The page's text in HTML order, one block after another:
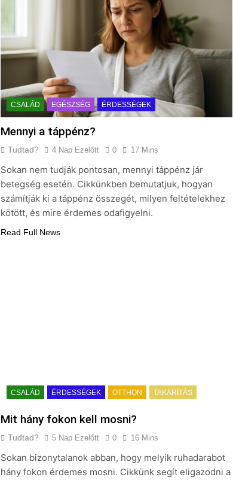
CSALÁD EGÉSZSÉG ÉRDESSÉGEK
Mennyi a táppénz?
Tudtad? 4 Nap Ezelőtt 0 17 Mins
Sokan nem tudják pontosan, mennyi táppénz jár
betegség esetén. Cikkünkben bemutatjuk, hogyan
számítják ki a táppénz összegét, milyen feltételekhez
kötött, és mire érdemes odafigyelni.
Read Full News
CSALÁD ÉRDESSÉGEK OTTHON TAKARÍTÁS
Mit hány fokon kell mosni?
Tudtad? 5 Nap Ezelőtt 0 16 Mins
Sokan bizonytalanok abban, hogy melyik ruhadarabot
hány fokon érdemes mosni. Cikkünk segít eligazodni a